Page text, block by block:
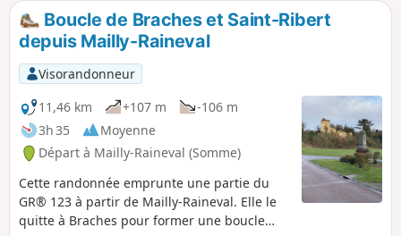
Boucle de Braches et Saint-Ribert
depuis Mailly-Raineval
Visorandonneur
11,46 km
+107 m
-106 m
3h 35
Moyenne
Départ à Mailly-Raineval (Somme)
Cette randonnée emprunte une partie du
GR® 123 à partir de Mailly-Raineval. Elle le
quitte à Braches pour former une boucle